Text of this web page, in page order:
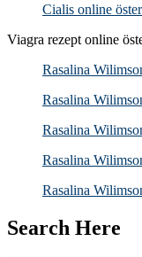
Cialis online
Viagra rezept online
Rasalina
Rasalina
Rasalina
Rasalina
Rasalina
Search Here